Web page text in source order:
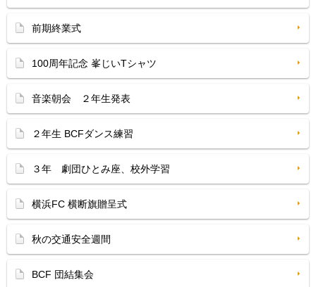
前期終業式
100周年記念 峯じいTシャツ
音楽朝会 ２年生発表
２年生 BCFダンス練習
３年 劇団ひとみ座、校外学習
横浜FC 横断旗贈呈式
秋の交通安全週間
BCF 団結集会